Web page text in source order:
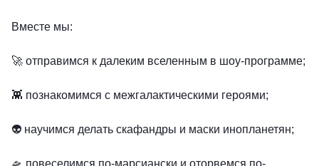
Вместе мы:
🚀 отправимся к далеким вселенным в шоу-программе;
👾 познакомимся с межгалактическими героями;
👽 научимся делать скафандры и маски инопланетян;
🛸 повеселимся по-марсиански и оторвемся по-